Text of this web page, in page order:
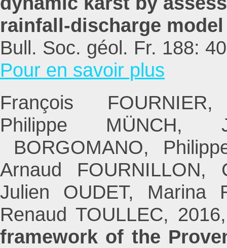
rainfall-discharge
Bull. Soc. géol. Fr. 188:
Pour en savoir plus
François FOURNIER,
Philippe MÜNCH,
BORGOMANO,
Arnaud FOURNILLON,
Julien OUDET, Marina
Renaud TOULLEC,
framework of the